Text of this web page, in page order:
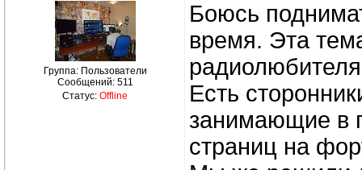
Группа: Пользователи
Сообщений: 511
Статус: Offline
Боюсь
время. Эта
Есть
занимающие в
страниц на